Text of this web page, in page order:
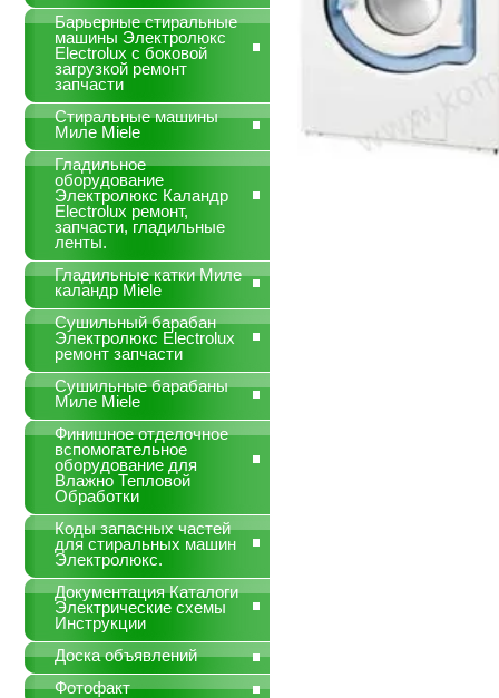
Барьерные стиральные
машины Электролюкс
Electrolux с боковой
загрузкой ремонт
запчасти
Стиральные машины
Миле Miele
Гладильное
оборудование
Электролюкс Каландр
Electrolux ремонт,
запчасти, гладильные
ленты.
Гладильные катки Миле
каландр Miele
Сушильный барабан
Электролюкс Electrolux
ремонт запчасти
Сушильные барабаны
Миле Miele
Финишное отделочное
вспомогательное
оборудование для
Влажно Тепловой
Обработки
Коды запасных частей
для стиральных машин
Электролюкс.
Документация Каталоги
Электрические схемы
Инструкции
Доска объявлений
Фотофакт